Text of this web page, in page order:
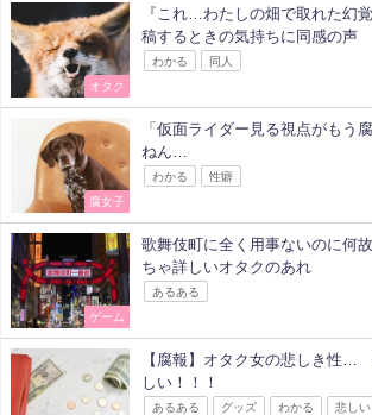
オタク
『これ…わたしの畑で取れた幻
稿するときの気持ちに同感の声
わかる 同人
腐女子
「仮面ライダー見る視点がもう
ねん…
わかる 性癖
ゲーム
歌舞伎町に全く用事ないのに何
ちゃ詳しいオタクのあれ
あるある
【腐報】オタク女の悲しき性…
しい！！！
あるある グッズ わかる 悲しい